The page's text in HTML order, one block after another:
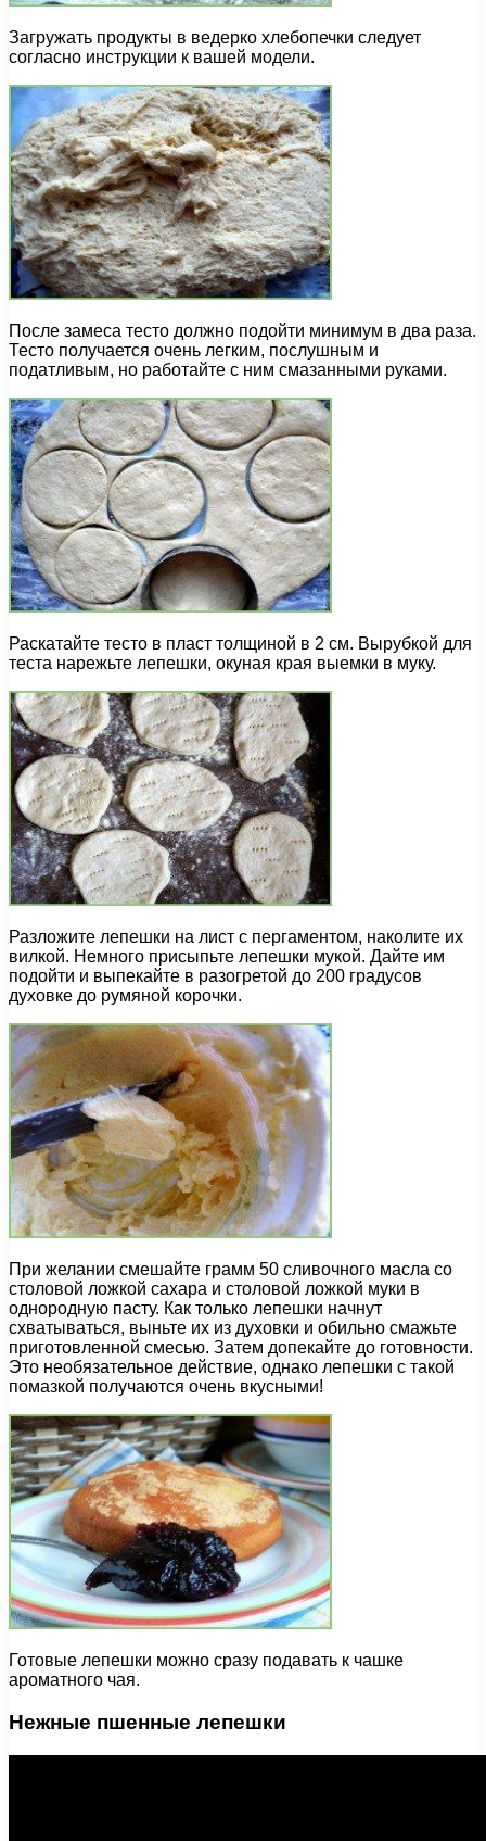
Загружать продукты в ведерко хлебопечки следует
согласно инструкции к вашей модели.
После замеса тесто должно подойти минимум в два раза.
Тесто получается очень легким, послушным и
податливым, но работайте с ним смазанными руками.
Раскатайте тесто в пласт толщиной в 2 см. Вырубкой для
теста нарежьте лепешки, окуная края выемки в муку.
Разложите лепешки на лист с пергаментом, наколите их
вилкой. Немного присыпьте лепешки мукой. Дайте им
подойти и выпекайте в разогретой до 200 градусов
духовке до румяной корочки.
При желании смешайте грамм 50 сливочного масла со
столовой ложкой сахара и столовой ложкой муки в
однородную пасту. Как только лепешки начнут
схватываться, выньте их из духовки и обильно смажьте
приготовленной смесью. Затем допекайте до готовности.
Это необязательное действие, однако лепешки с такой
помазкой получаются очень вкусными!
Готовые лепешки можно сразу подавать к чашке
ароматного чая.
Нежные пшенные лепешки